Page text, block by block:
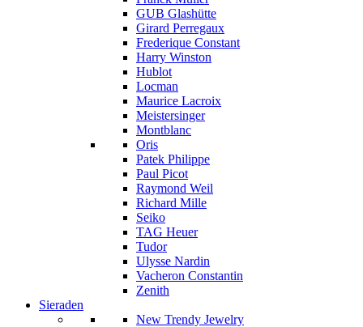
GUB Glashütte
Girard Perregaux
Frederique Constant
Harry Winston
Hublot
Locman
Maurice Lacroix
Meistersinger
Montblanc
Oris
Patek Philippe
Paul Picot
Raymond Weil
Richard Mille
Seiko
TAG Heuer
Tudor
Ulysse Nardin
Vacheron Constantin
Zenith
Sieraden
New Trendy Jewelry